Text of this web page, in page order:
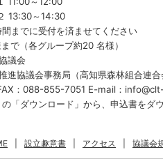
～14:30
受付を済ませてください
で（各グループ約20 名様）
議会
協議会事務局（高知県森林組合連合
：088-855-7051 E-mail：
ダウンロード」から、申込書をダ
設立趣意書 アクセス 協議会